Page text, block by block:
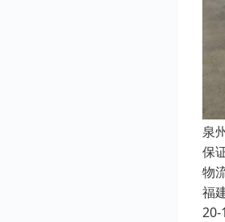
泉
保
物
福
20-